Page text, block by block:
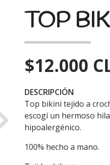
TOP
$12.000
DESCRIPCIÓN
Top bikini tejido a
escogí un hermoso
hipoalergénico.
100% hecho a mano.